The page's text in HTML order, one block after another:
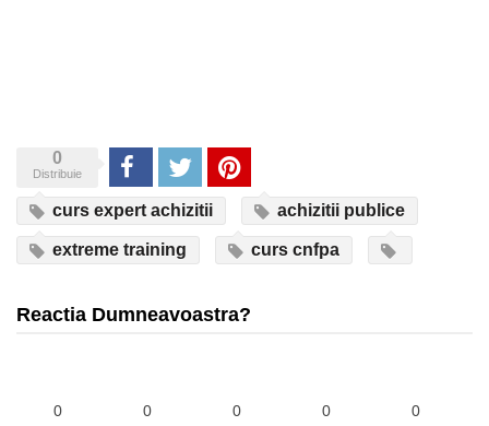
0
Distribuie Share Tweet Pinterest
curs expert achizitii achizitii publice
extreme training curs cnfpa
Reactia Dumneavoastra?
0 0 0 0 0